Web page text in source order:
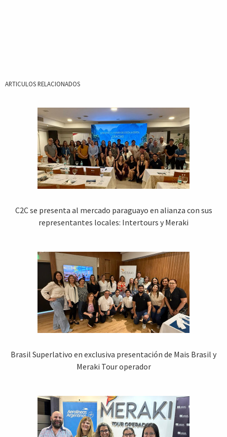
ARTICULOS RELACIONADOS
C2C se presenta al mercado paraguayo en alianza con sus
representantes locales: Intertours y Meraki
Brasil Superlativo en exclusiva presentación de Mais Brasil y
Meraki Tour operador